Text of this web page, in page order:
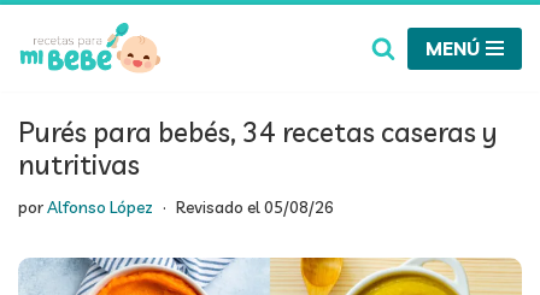
Saltar
contenido
MENÚ
Purés para bebés, 34 recetas caseras y
nutritivas
porAlfonso López Revisado el05/08/26